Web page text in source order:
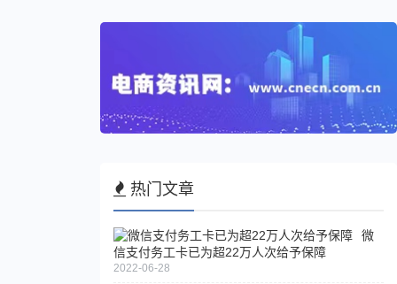
热门文章
微
信支付务工卡已为超22万人次给予保障
2022-06-28